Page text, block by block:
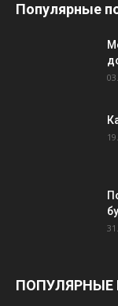
Популярные
ПОПУЛЯРНЫЕ